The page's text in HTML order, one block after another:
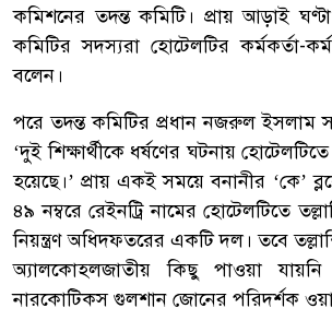
কমিশনের তদন্ত কমিটি। প্রায় আড়াই
কমিটির সদস্যরা হোটেলটির কর্মকর্তা-
বলেন।
পরে তদন্ত কমিটির প্রধান নজরুল ইসলাম
‘দুই শিক্ষার্থীকে ধর্ষণের ঘটনায়
হয়েছে।’ প্রায় একই সময়ে বনানীর ‘কে’
৪৯ নম্বরে রেইনট্রি নামের হোটেলটিতে
নিয়ন্ত্রণ অধিদফতরের একটি দল। তবে
অ্যালকোহলজাতীয় কিছু পাওয়া
নারকোটিকস গুলশান জোনের পরিদর্শক